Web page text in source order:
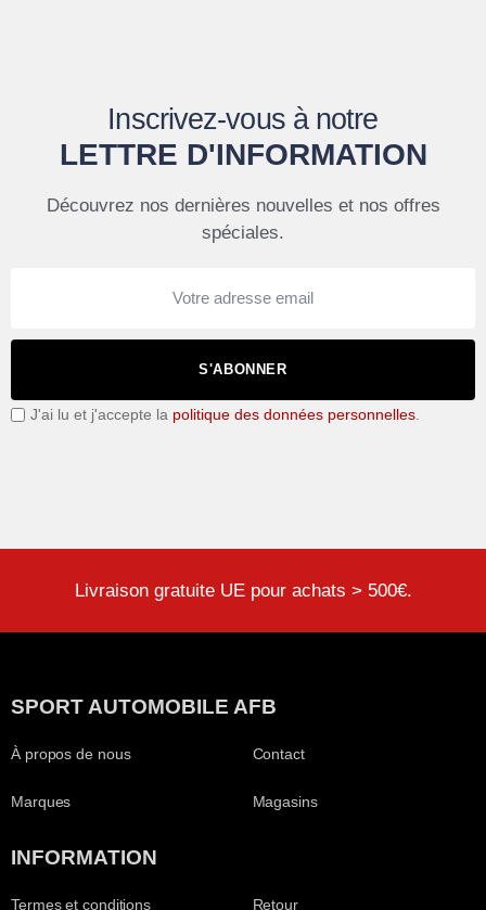
Inscrivez-vous à notre
LETTRE D'INFORMATION
Découvrez nos dernières nouvelles et nos offres
spéciales.
S'ABONNER
J'ai lu et j'accepte la politique des données personnelles
Livraison gratuite UE pour achats > 500€.
SPORT AUTOMOBILE AFB
À propos de nous
Marques
Contact
Magasins
INFORMATION
Termes et conditions Retour